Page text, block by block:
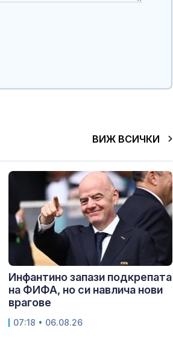
ВИЖ ВСИЧКИ
Инфантино запази подкрепата
на ФИФА, но си навлича нови
врагове
07:18 • 06.08.26